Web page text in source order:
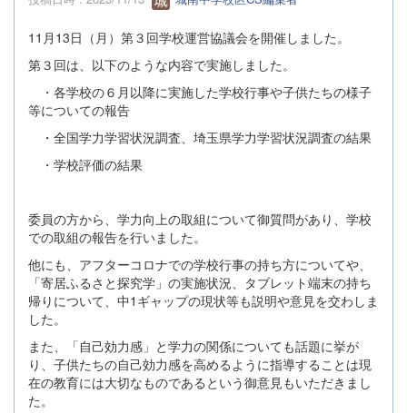
11月13日（月）第３回学校運営協議会を開催しました。
第３回は、以下のような内容で実施しました。
・各学校の６月以降に実施した学校行事や子供たちの様子
等についての報告
・全国学力学習状況調査、埼玉県学力学習状況調査の結果
・学校評価の結果
委員の方から、学力向上の取組について御質問があり、学校
での取組の報告を行いました。
他にも、アフターコロナでの学校行事の持ち方についてや、
「寄居ふるさと探究学」の実施状況、タブレット端末の持ち
帰りについて、中1ギャップの現状等も説明や意見を交わしま
した。
また、「自己効力感」と学力の関係についても話題に挙が
り、子供たちの自己効力感を高めるように指導することは現
在の教育には大切なものであるという御意見もいただきまし
た。